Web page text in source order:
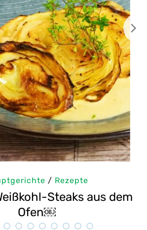
/Rezepte
Tahini: Sesampaste
Rezept